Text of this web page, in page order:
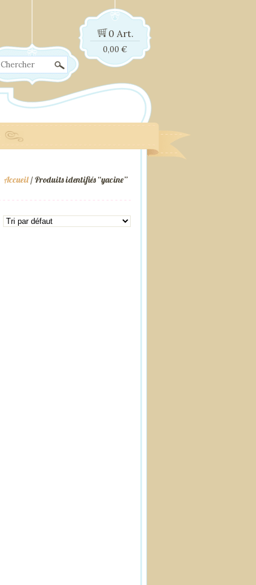
Chercher
0 Art.
0,00 €
Accueil/ Produits identifiés “yacine”